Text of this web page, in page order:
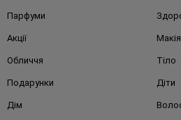
Парфуми
Акції
Обличчя Тіло
Подарунки Діти
Дім